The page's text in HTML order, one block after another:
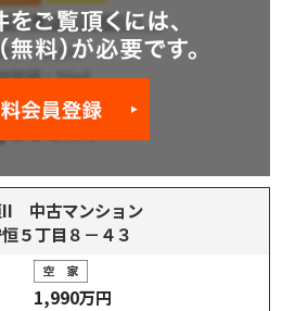
II 中古マンション
５丁目８－４３
1,990万円